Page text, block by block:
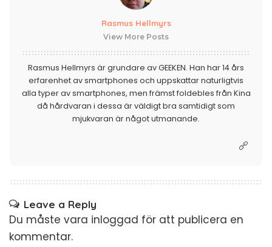
Rasmus Hellmyrs
View More Posts
Rasmus Hellmyrs är grundare av GEEKEN. Han har 14 års
erfarenhet av smartphones och uppskattar naturligtvis
alla typer av smartphones, men främst foldebles från Kina
då hårdvaran i dessa är väldigt bra samtidigt som
mjukvaran är något utmanande.
Leave a Reply
Du måste vara inloggad för att publicera en
kommentar.